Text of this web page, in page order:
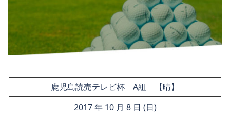
鹿児島読売テレビ杯 A組 【晴】
2017 年 10 月 8 日 (日)